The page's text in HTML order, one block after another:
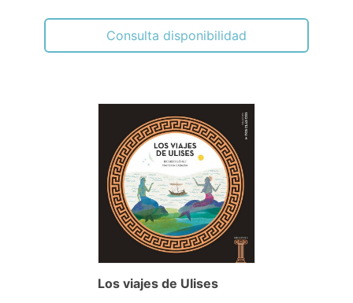
Consulta disponibilidad
Los viajes de Ulises